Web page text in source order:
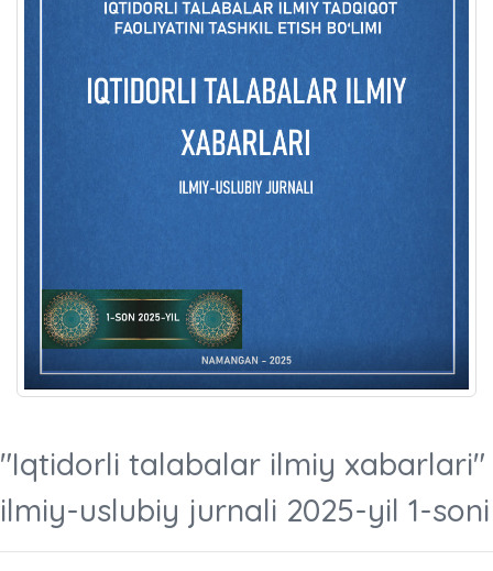
"Iqtidorli talabalar ilmiy xabarlari"
ilmiy-uslubiy jurnali 2025-yil 1-soni